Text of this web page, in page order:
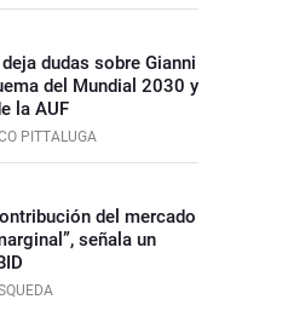
dudas sobre Gianni
del Mundial 2030 y
la AUF
PITTALUGA
del mercado
señala un